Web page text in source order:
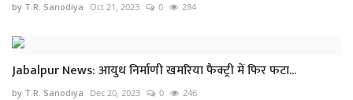
by T.R. Sanodiya Oct 21, 2023 0 284
Jabalpur News: आयुध निर्माणी खमरिया फैक्ट्री में फिर फटा...
by T.R. Sanodiya Dec 20, 2023 0 246